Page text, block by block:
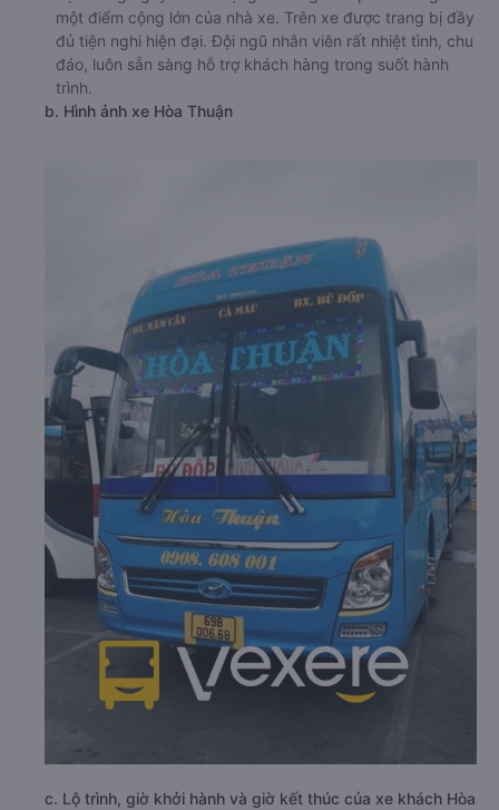
một điểm cộng lớn của nhà xe. Trên xe được trang bị đầy
đủ tiện nghi hiện đại. Đội ngũ nhân viên rất nhiệt tình, chu
đáo, luôn sẵn sàng hỗ trợ khách hàng trong suốt hành
trình.
b. Hình ảnh xe Hòa Thuận
c. Lộ trình, giờ khởi hành và giờ kết thúc của xe khách Hòa